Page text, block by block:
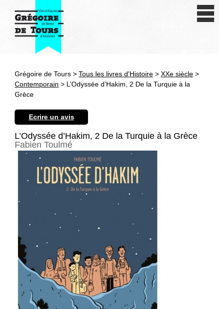
Antiquité
XXe siècle
Autres civilisations
Grégoire de Tours > Tous les livres d'Histoire > XXe siècle >
Contemporain > L’Odyssée d’Hakim, 2 De la Turquie à la
Grèce
Ecrire un avis
L’Odyssée d’Hakim, 2 De la Turquie à la Grèce
Fabien Toulmé